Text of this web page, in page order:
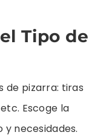
Tipo de
de pizarra: tiras
Escoge la
y necesidades.